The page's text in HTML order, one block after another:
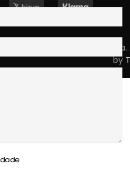
Copyright © 2023 Skpro,
by